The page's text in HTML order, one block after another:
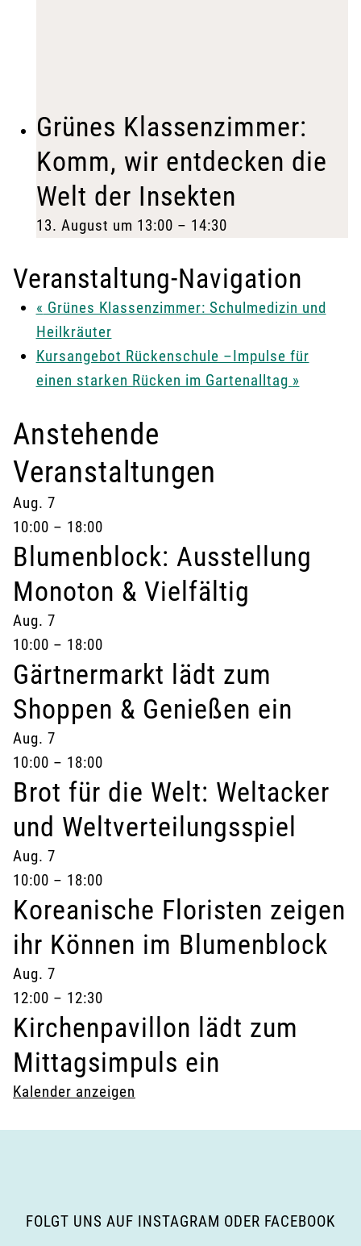
Grünes Klassenzimmer:
Komm, wir entdecken die
Welt der Insekten
13. August um 13:00 – 14:30
Veranstaltung-Navigation
« Grünes Klassenzimmer: Schulmedizin und
Heilkräuter
Kursangebot Rückenschule –Impulse für
einen starken Rücken im Gartenalltag »
Anstehende
Veranstaltungen
Aug. 7
10:00 – 18:00
Blumenblock: Ausstellung
Monoton & Vielfältig
Aug. 7
10:00 – 18:00
Gärtnermarkt lädt zum
Shoppen & Genießen ein
Aug. 7
10:00 – 18:00
Brot für die Welt: Weltacker
und Weltverteilungsspiel
Aug. 7
10:00 – 18:00
Koreanische Floristen zeigen
ihr Können im Blumenblock
Aug. 7
12:00 – 12:30
Kirchenpavillon lädt zum
Mittagsimpuls ein
Kalender anzeigen
FOLGT UNS AUF INSTAGRAM ODER FACEBOOK